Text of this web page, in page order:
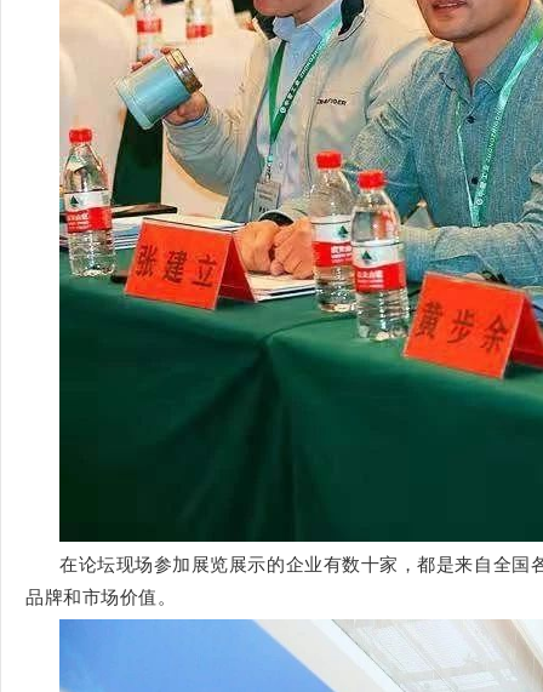
在论坛现场参加展览展示的企业有数十家，都是来自全
品牌和市场价值。